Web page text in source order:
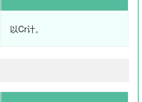
以Cr计。